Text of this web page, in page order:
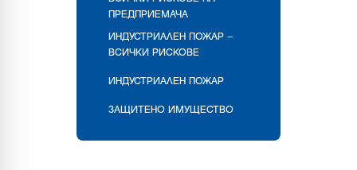
ПРЕДПРИЕМАЧА
ИНДУСТРИАЛЕН ПОЖАР –
ВСИЧКИ РИСКОВЕ
ИНДУСТРИАЛЕН ПОЖАР
ЗАЩИТЕНО ИМУЩЕСТВО